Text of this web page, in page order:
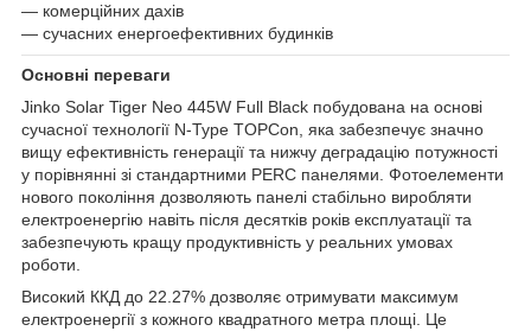
— комерційних дахів
— сучасних енергоефективних будинків
Основні переваги
Jinko Solar Tiger Neo 445W Full Black побудована на основі
сучасної технології N-Type TOPCon, яка забезпечує значно
вищу ефективність генерації та нижчу деградацію потужності
у порівнянні зі стандартними PERC панелями. Фотоелементи
нового покоління дозволяють панелі стабільно виробляти
електроенергію навіть після десятків років експлуатації та
забезпечують кращу продуктивність у реальних умовах
роботи.
Високий ККД до 22.27% дозволяє отримувати максимум
електроенергії з кожного квадратного метра площі. Це